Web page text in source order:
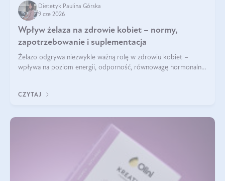
Dietetyk Paulina Górska
9 cze 2026
Wpływ żelaza na zdrowie kobiet – normy,
zapotrzebowanie i suplementacja
Żelazo odgrywa niezwykle ważną rolę w zdrowiu kobiet –
wpływa na poziom energii, odporność, równowagę hormonalną
zawrotów głowy czy problemów z
CZYTAJ